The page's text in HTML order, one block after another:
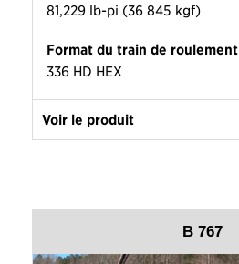
81,229 lb-pi (36 845 kgf)
Format du train de roulement
336 HD HEX
Voir le produit
B 767